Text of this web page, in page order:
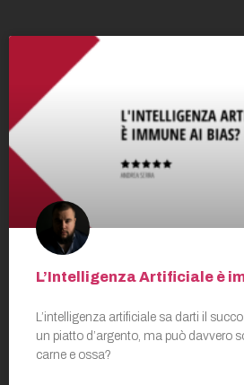
L’Intelligenza Artificiale è
L’intelligenza artificiale sa darti il
un piatto d’argento, ma può davvero
carne e ossa?